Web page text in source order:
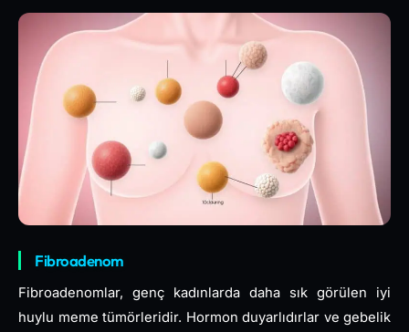
Fibroadenom
Fibroadenomlar, genç kadınlarda daha sık görülen iyi
huylu meme tümörleridir. Hormon duyarlıdırlar ve gebelik